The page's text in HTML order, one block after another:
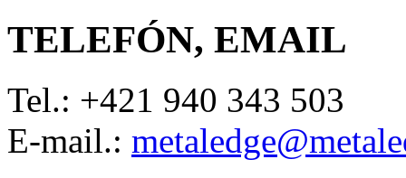
TELEFÓN, EMAIL
Tel.: +421 940 343 503
E-mail.: